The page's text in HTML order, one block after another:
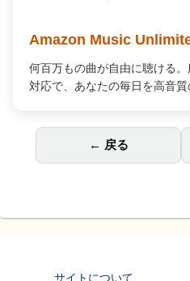
Amazon Music
何百万もの曲が自由に聴ける
対応で、あなたの毎日を高音質
← 戻る
サイトについて